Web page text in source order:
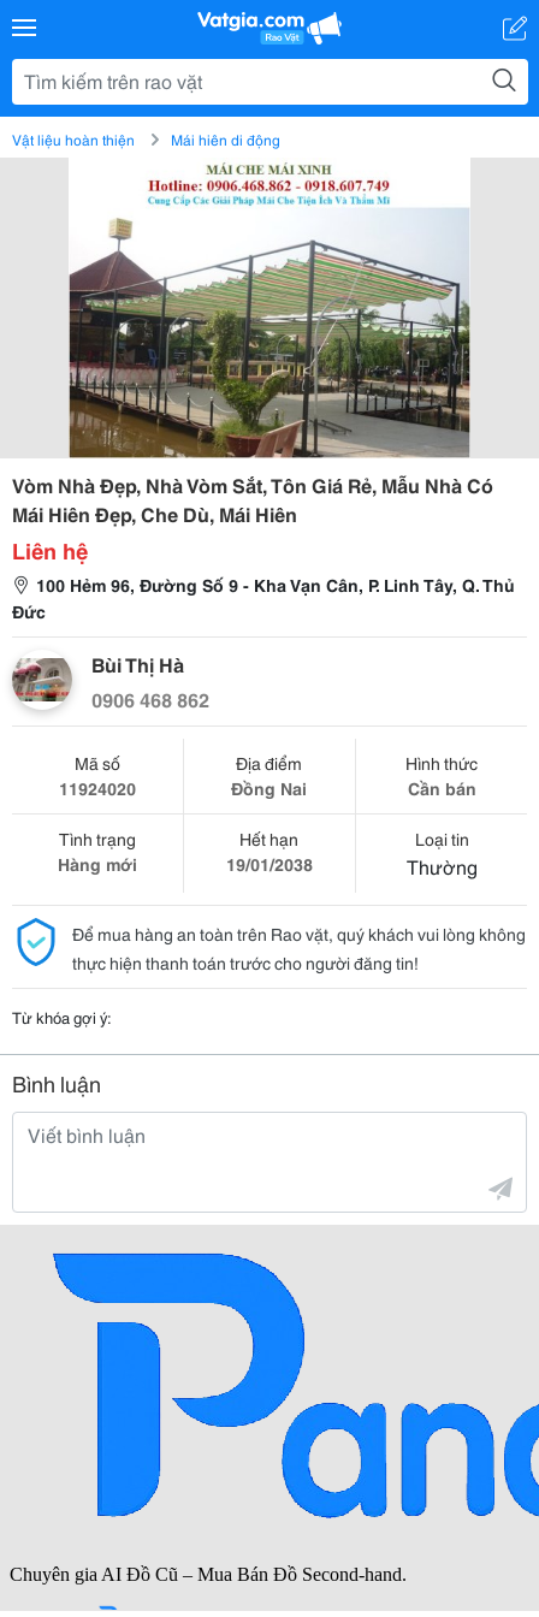
Vật liệu hoàn thiện Mái hiên di động
Vòm Nhà Đẹp, Nhà Vòm Sắt, Tôn Giá Rẻ, Mẫu Nhà Có
Mái Hiên Đẹp, Che Dù, Mái Hiên
Liên hệ
100 Hẻm 96, Đường Số 9 - Kha Vạn Cân, P. Linh Tây, Q. Thủ
Đức
Bùi Thị Hà
0906 468 862
Mã số
11924020
Địa điểm
Đồng Nai
Hình thức
Cần bán
Tình trạng
Hàng mới
Hết hạn
19/01/2038
Loại tin
Thường
Để mua hàng an toàn trên Rao vặt, quý khách vui lòng không
thực hiện thanh toán trước cho người đăng tin!
Từ khóa gợi ý:
Bình luận